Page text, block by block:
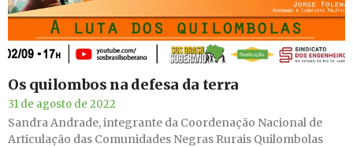
Os quilombos na defesa da terra
31 de agosto de 2022
Sandra Andrade, integrante da Coordenação Nacional de
Articulação das Comunidades Negras Rurais Quilombolas